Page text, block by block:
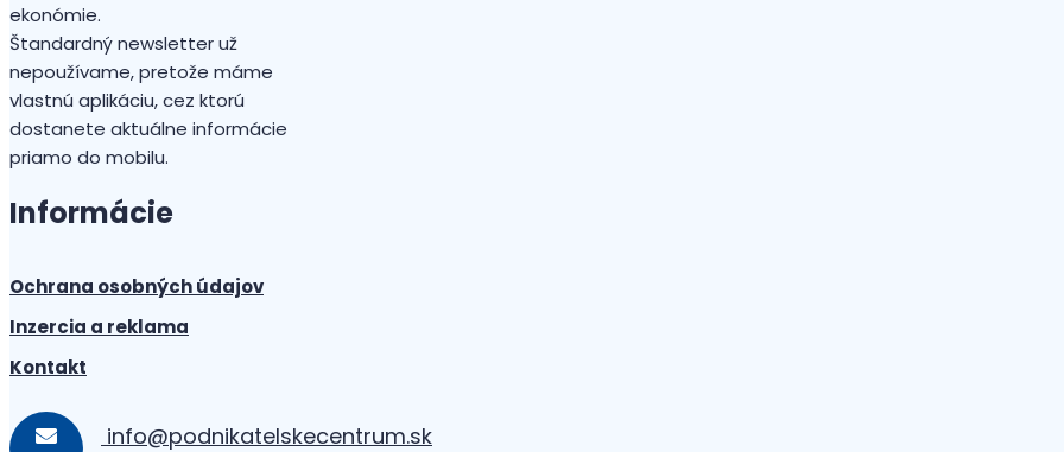
ekonómie.
Štandardný newsletter už
nepoužívame, pretože máme
vlastnú aplikáciu, cez ktorú
dostanete aktuálne informácie
priamo do mobilu.
Informácie
Ochrana osobných údajov
Inzercia a reklama
Kontakt
info@podnikatelskecentrum.sk